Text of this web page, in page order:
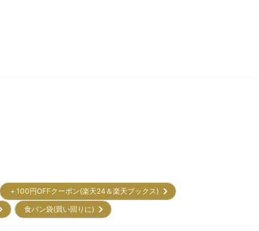
＋100円OFFクーポン(楽天24＆楽天ブックス)
食パン袋(買い回りに)